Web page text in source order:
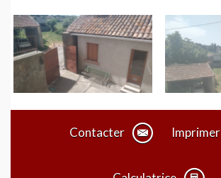
Contacter Imprimer